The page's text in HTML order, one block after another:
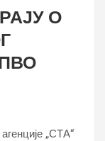
О
„СТА“